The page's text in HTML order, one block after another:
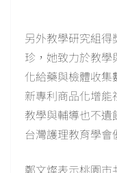
另外教學研究組
珍，她致力於教學
化給藥與檢體收集
新專利商品化增
教學與輔導也不遺
台灣護理教育學會
鄭文燦表示桃園市